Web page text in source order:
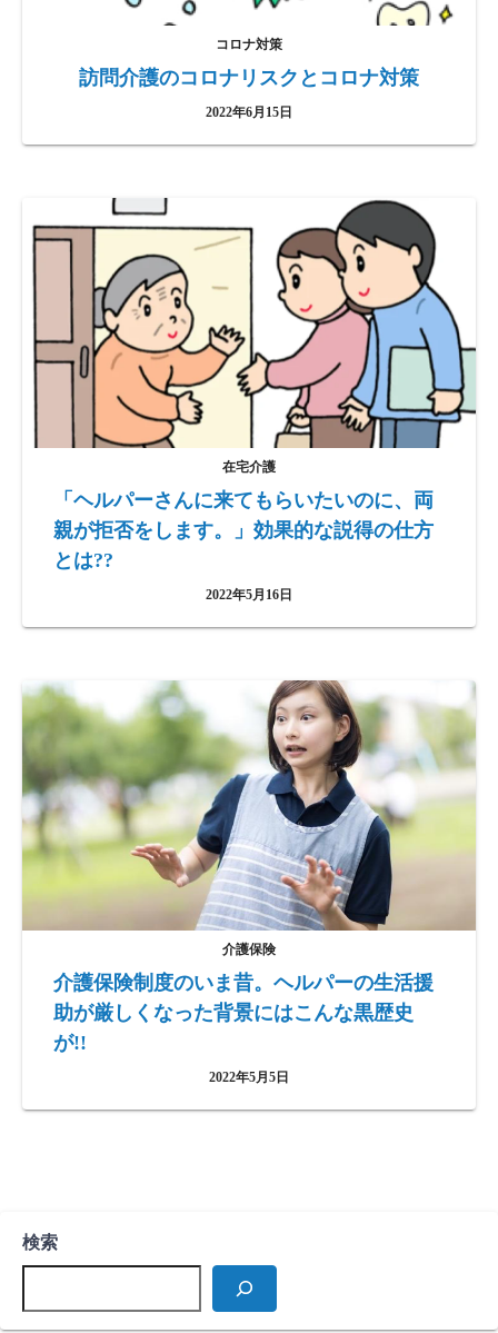
コロナ対策
訪問介護のコロナリスクとコロナ対策
2022年6月15日
在宅介護
「ヘルパーさんに来てもらいたいのに、両
親が拒否をします。」効果的な説得の仕方
とは??
2022年5月16日
介護保険
介護保険制度のいま昔。ヘルパーの生活援
助が厳しくなった背景にはこんな黒歴史
が!!
2022年5月5日
検索